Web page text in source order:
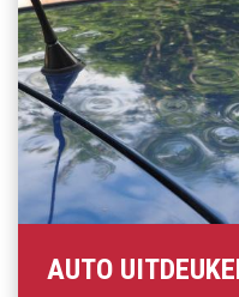
AUTO